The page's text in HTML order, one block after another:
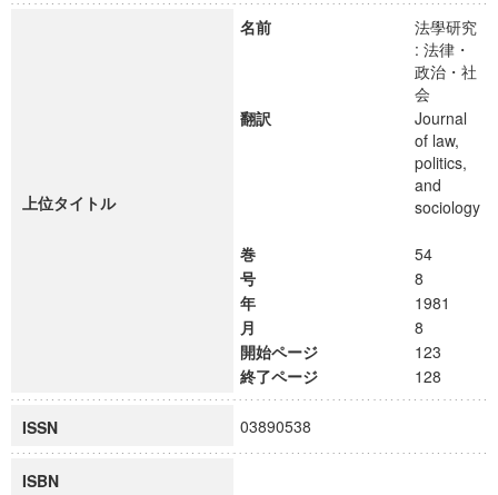
上位タイトル
名前
法學研究
: 法律・
政治・社
会
翻訳
Journal
of law,
politics,
and
sociology
巻
54
号
8
年
1981
月
8
開始ページ
123
終了ページ
128
ISSN 03890538
ISBN